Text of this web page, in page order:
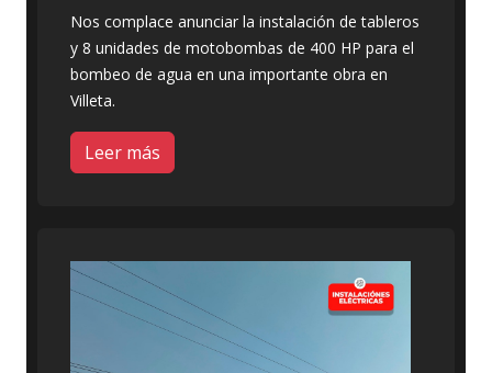
Nos complace anunciar la instalación de tableros
y 8 unidades de motobombas de 400 HP para el
bombeo de agua en una importante obra en
Villeta.
Leer más